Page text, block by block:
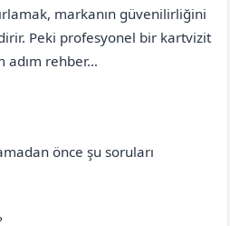
markanın güvenilirliğini
Peki profesyonel bir kartvizit
adım rehber…
önce şu soruları